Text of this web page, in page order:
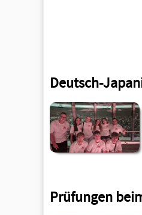
Deutsch-
Prüfungen